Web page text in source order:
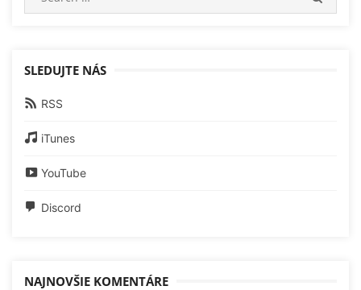
SLEDUJTE NÁS
RSS
iTunes
YouTube
Discord
NAJNOVŠIE KOMENTÁRE